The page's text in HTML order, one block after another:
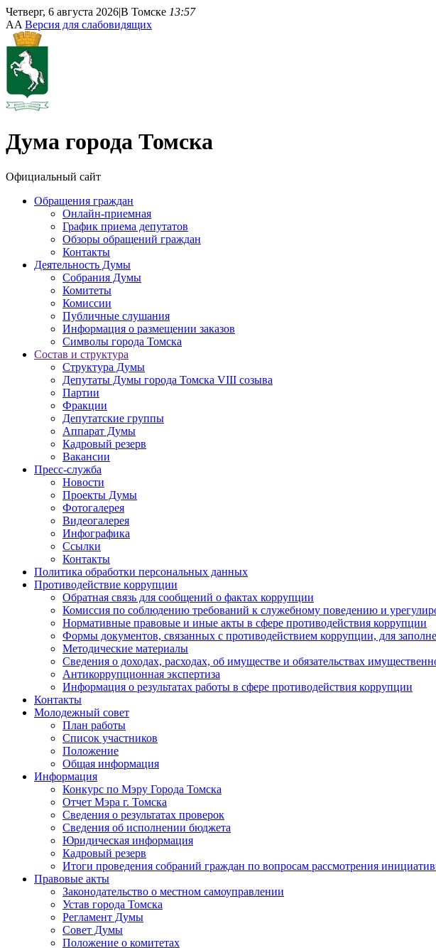
Четверг, 6 августа 2026|В Томске 13:57
AA Версия для слабовидящих
Дума города Томска
Официальный сайт
Обращения граждан
Онлайн-приемная
График приема депутатов
Обзоры обращений граждан
Контакты
Деятельность Думы
Собрания Думы
Комитеты
Комиссии
Публичные слушания
Информация о размещении заказов
Символы города Томска
Состав и структура
Структура Думы
Депутаты Думы города Томска VIII созыва
Партии
Фракции
Депутатские группы
Аппарат Думы
Кадровый резерв
Вакансии
Пресс-служба
Новости
Проекты Думы
Фотогалерея
Видеогалерея
Инфографика
Ссылки
Контакты
Политика обработки персональных данных
Прoтивoдeйствие кoрpупции
Обратная связь для сообщений о фактах коррупции
Комиссия по соблюдению требований к служебному поведению и
Нормативные правовые и иные акты в сфере противодействия коррупции
Формы документов, связанных с противодействием коррупции, для
Методические материалы
Сведения о доходах, расходах, об имуществе и обязательствах
Антикоррупционная экспертиза
Информация о результатах работы в сфере противодействия коррупции
Контакты
Молодежный совет
План работы
Список участников
Положение
Общая информация
Информация
Конкурс по Мэру Города Томска
Отчет Мэра г. Томска
Сведения о результатах проверок
Сведения об исполнении бюджета
Юридическая информация
Кадровый резерв
Итоги проведения собраний граждан по вопросам рассмотрения
Правовые акты
Законодательство о местном самоуправлении
Устав города Томска
Регламент Думы
Совет Думы
Положение о комитетах